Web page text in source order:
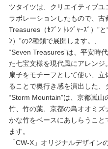
お問い合わせ
よくあるご質問
ツタイツは、クリエイティブ
ラボレーションしたもので、古
Treasures（ｾﾌﾞﾝ ﾄﾚｼﾞｬｰｽﾞ）”
ﾝ）”の2種類で展開します。,
“Seven Treasures”は、平安時
た七宝文様を現代風にアレンジ
扇子をモチーフとして使い、
ることで奥行き感を演出した、
“Storm Mountain”は、京都嵐
竹、竹の葉、京都の鳥オオミ
かな竹をベースにあしらうこ
ます。
「CW-X」オリジナルデザイン